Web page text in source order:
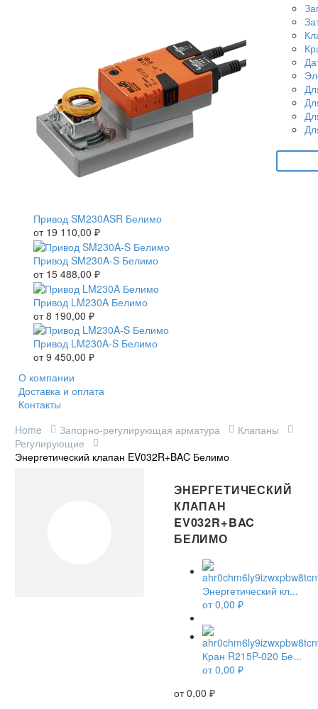
Привод SM230ASR Белимо
от 19 110,00 ₽
Привод SM230A-S Белимо
от 15 488,00 ₽
Привод LM230A Белимо
от8 190,00 ₽
Привод LM230A-S Белимо
от9 450,00 ₽
О компании
Доставка и оплата
Контакты
Home
Запорно-регулирующая арматура
Клапаны
Регулирующие
Энергетический клапан EV032R+BAC Белимо
ЭНЕРГЕТИЧЕСКИЙ
КЛАПАН
EV032R+BAC
БЕЛИМО
Энергетический кл...
от0,00 ₽
Кран R215P-020 Бе...
от0,00 ₽
от0,00 ₽